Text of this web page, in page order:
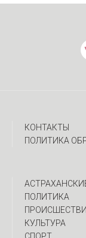
КОНТАКТЫ
ПОЛИТИКА
ПОЛИТИКА
КУЛЬТУРА